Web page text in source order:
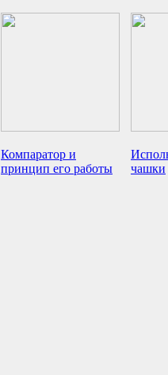
Компаратор и
принцип его работы
чашки